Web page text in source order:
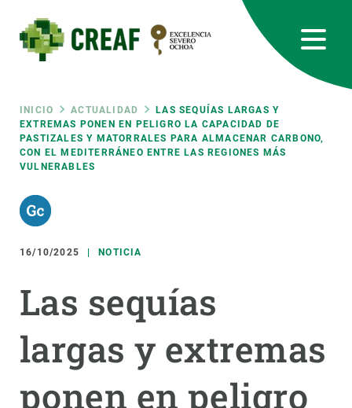
contenido
principal
Ruta
de
navegación
INICIO ACTUALIDAD
LAS SEQUÍAS LARGAS Y
EXTREMAS PONEN EN PELIGRO LA CAPACIDAD DE
PASTIZALES Y MATORRALES PARA ALMACENAR CARBONO,
CON EL MEDITERRÁNEO ENTRE LAS REGIONES MÁS
VULNERABLES
16/10/2025 NOTICIA
Las sequías
largas y extremas
ponen en peligro
RRSS
Featured
responsive
INTRANET
Responsive
menu
CIENCIA EN ACCIÓN
ÚNETE A NOSOTROS
PARTICIPA